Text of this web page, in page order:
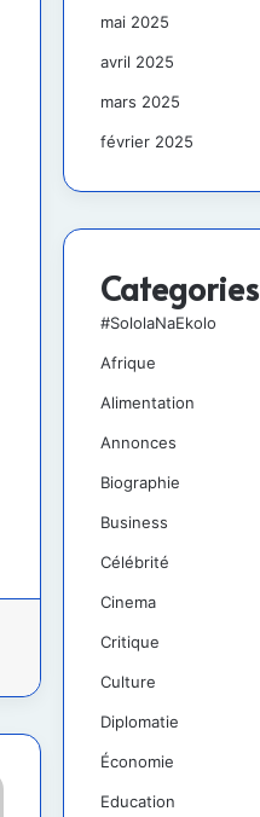
mai 2025
avril 2025
mars 2025
février 2025
Categories
#SololaNaEkolo
Afrique
Alimentation
Annonces
Biographie
Business
Célébrité
Cinema
Critique
Culture
Diplomatie
Économie
Education